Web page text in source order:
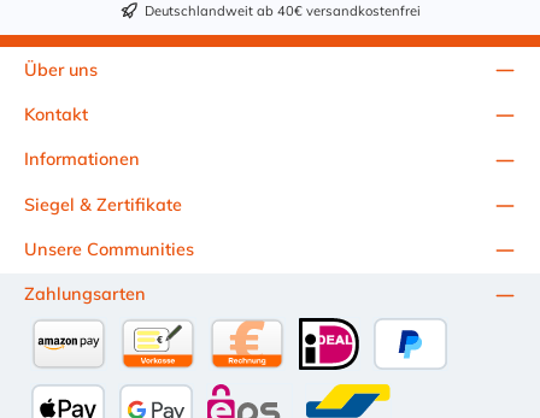
Deutschlandweit ab 40€ versandkostenfrei
Über uns
Kontakt
Informationen
Unsere Communities
Siegel & Zertifikate
Zahlungsarten
Kauf auf Rechnung (10 Tage Netto)
iDEAL
Amazon PayVorkasse per Überweisung